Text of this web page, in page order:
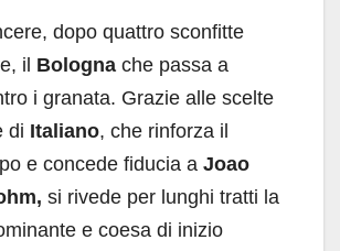
dopo quattro sconfitte
il Bologna che passa a
i granata. Grazie alle scelte
di Italiano, che rinforza il
e concede fiducia a Joao
si rivede per lunghi tratti la
e coesa di inizio